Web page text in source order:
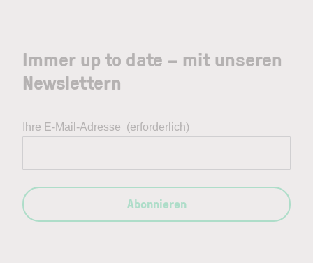
Immer up to date – mit unseren
Newslettern
Ihre E-Mail-Adresse (erforderlich)
Abonnieren